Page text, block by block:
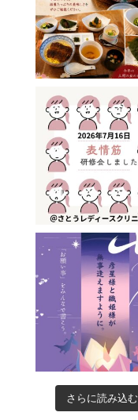
さらに読み込む